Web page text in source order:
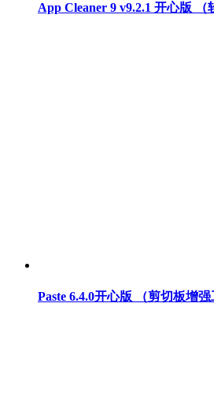
App Cleaner 9 v9.2.1 开心版 （
Paste 6.4.0开心版 （剪切板增强